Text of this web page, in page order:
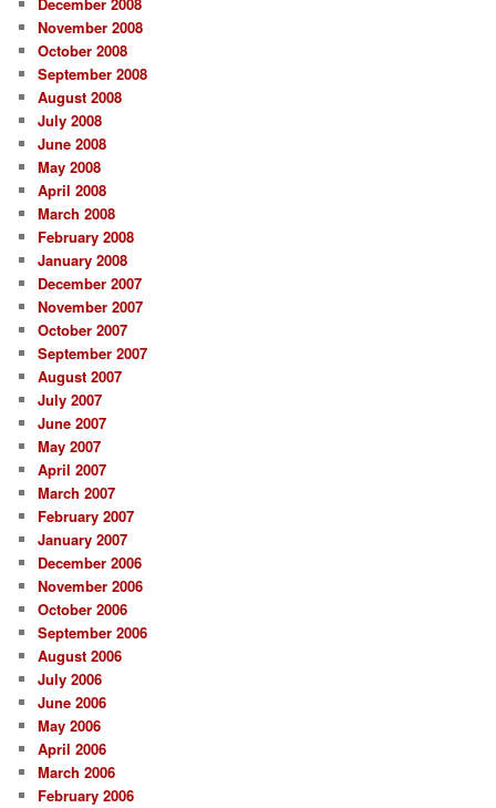
December 2008
November 2008
October 2008
September 2008
August 2008
July 2008
June 2008
May 2008
April 2008
March 2008
February 2008
January 2008
December 2007
November 2007
October 2007
September 2007
August 2007
July 2007
June 2007
May 2007
April 2007
March 2007
February 2007
January 2007
December 2006
November 2006
October 2006
September 2006
August 2006
July 2006
June 2006
May 2006
April 2006
March 2006
February 2006